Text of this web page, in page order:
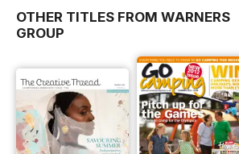
OTHER TITLES FROM WARNERS
GROUP